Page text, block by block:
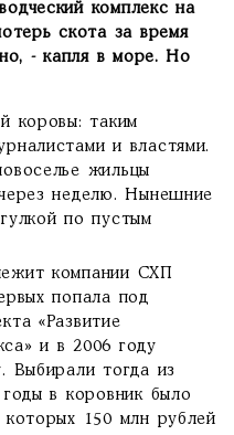
комплекс на
скота за время
- капля в море. Но
коровы: таким
и властями.
жильцы
неделю. Нынешние
по пустым
компании СХП
попала под
«Развитие
и в 2006 году
Выбирали тогда из
в коровник было
150 млн рублей